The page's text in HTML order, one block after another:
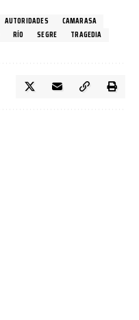
AUTORIDADES
CAMARASA
RÍO SEGRE TRAGEDIA